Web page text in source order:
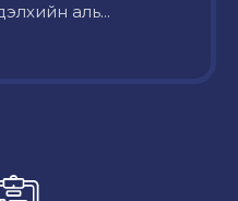
аль...